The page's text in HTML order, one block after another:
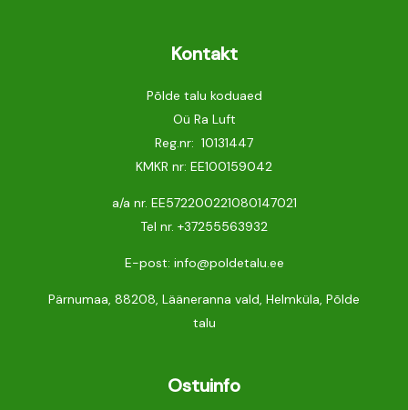
Kontakt
Põlde talu koduaed
Oü Ra Luft
Reg.nr: 10131447
KMKR nr: EE100159042
a/a nr. EE572200221080147021
Tel nr. +37255563932
E-post: info@poldetalu.ee
Pärnumaa, 88208, Lääneranna vald, Helmküla, Põlde
talu
Ostuinfo